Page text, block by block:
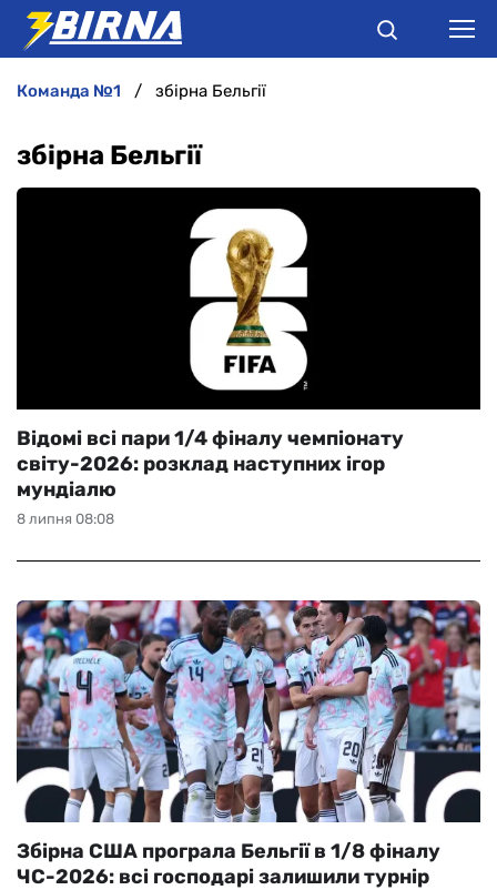
АНАЛІТИКА
команда №1 збірна Бельгії
збірна Бельгії
8 липня 08:08
Відомі всі пари 1/4 фіналу чемпіонату
світу-2026: розклад наступних ігор
мундіалю
Збірна США програла Бельгії в 1/8 фіналу
ЧС-2026: всі господарі залишили турнір